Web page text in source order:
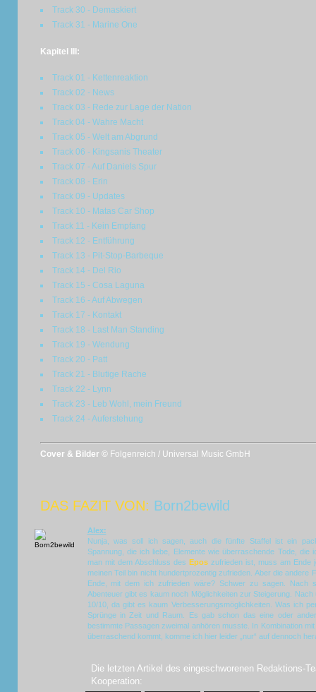
Track 30 - Demaskiert
Track 31 - Marine One
Kapitel III:
Track 01 - Kettenreaktion
Track 02 - News
Track 03 - Rede zur Lage der Nation
Track 04 - Wahre Macht
Track 05 - Welt am Abgrund
Track 06 - Kingsanis Theater
Track 07 - Auf Daniels Spur
Track 08 - Erin
Track 09 - Updates
Track 10 - Matas Car Shop
Track 11 - Kein Empfang
Track 12 - Entführung
Track 13 - Pit-Stop-Barbeque
Track 14 - Del Rio
Track 15 - Cosa Laguna
Track 16 - Auf Abwegen
Track 17 - Kontakt
Track 18 - Last Man Standing
Track 19 - Wendung
Track 20 - Patt
Track 21 - Blutige Rache
Track 22 - Lynn
Track 23 - Leb Wohl, mein Freund
Track 24 - Auferstehung
Cover & Bilder © Folgenreich / Universal Music GmbH
DAS FAZIT VON: Born2bewild
Alex:
Nunja, was soll ich sagen, auch die fünfte Staffel ist ein
Spannung, die ich liebe, Elemente wie überraschende Tode,
man mit dem Abschluss des Epos zufrieden ist, muss am Ende
meinen Teil bin nicht hundertprozentig zufrieden. Aber die andere
Ende, mit dem ich zufrieden wäre? Schwer zu sagen. Nach
Abenteuer gibt es kaum noch Möglichkeiten zur Steigerung.
10/10, da gibt es kaum Verbesserungsmöglichkeiten. Was ich
Sprünge in Zeit und Raum. Es gab schon das eine oder
bestimmte Passagen zweimal anhören musste. In Kombination
überraschend kommt, komme ich hier leider „nur“ auf dennoch
Die letzten Artikel des eingeschworenen Redaktions-
Kooperation: